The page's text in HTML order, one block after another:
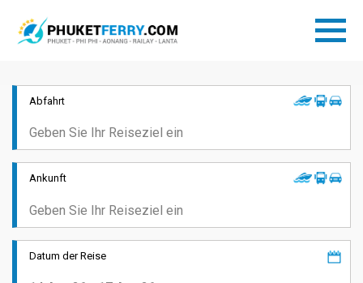
Abfahrt
Ankunft
Datum der Reise